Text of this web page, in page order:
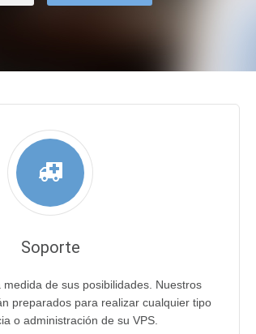
Soporte
medida de sus posibilidades. Nuestros
preparados para realizar cualquier tipo
o administración de su VPS.